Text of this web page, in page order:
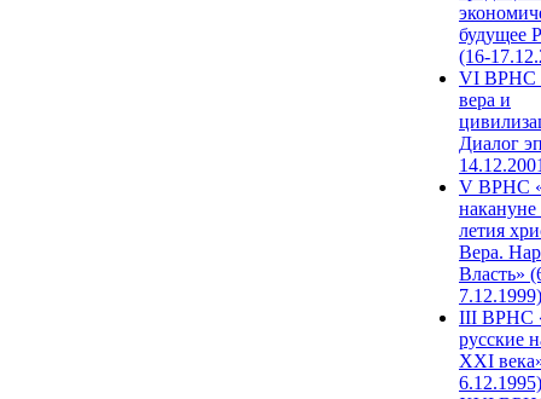
будущее
(16-
VI ВРНС
вера и
Диалог
V ВРНС
накануне
летия
Вера.
Власть»
7.12.1999)
III ВРНС
русские
XXI
6.12.1995)